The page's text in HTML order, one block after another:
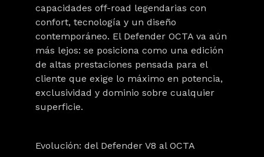
capacidades off-road legendarias con
confort, tecnología y un diseño
contemporáneo. El Defender OCTA va aún
más lejos: se posiciona como una edición
de altas prestaciones pensada para el
cliente que exige lo máximo en potencia,
exclusividad y dominio sobre cualquier
superficie.
Evolución: del Defender V8 al OCTA